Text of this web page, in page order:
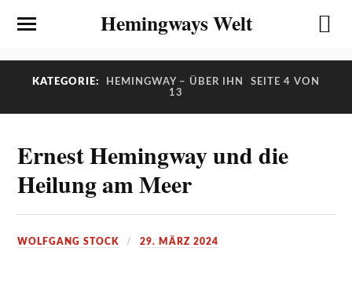
Hemingways Welt
KATEGORIE: HEMINGWAY – ÜBER IHN
SEITE 4 VON
13
Ernest Hemingway und die
Heilung am Meer
WOLFGANG STOCK 29. MÄRZ 2024